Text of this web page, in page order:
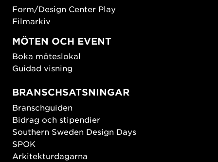
Form/Design Center Play
Filmarkiv
MÖTEN OCH EVENT
Boka möteslokal
Guidad visning
BRANSCHSATSNINGAR
Branschguiden
Bidrag och stipendier
Southern Sweden Design Days
SPOK
Arkitekturdagarna